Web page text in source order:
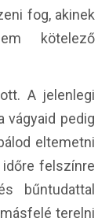
fog, akinek
kötelező
A jelenlegi
vágyaid pedig
eltemetni
felszínre
bűntudattal
terelni